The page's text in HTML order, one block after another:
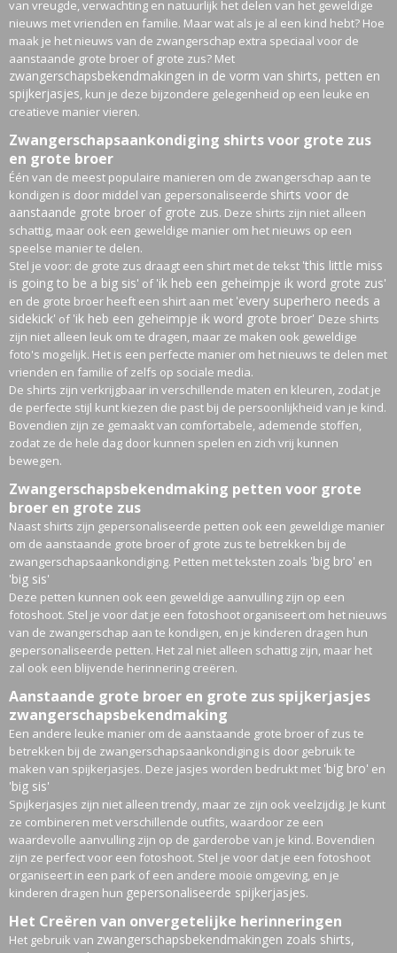
van vreugde, verwachting en natuurlijk het delen van het geweldige
nieuws met vrienden en familie. Maar wat als je al een kind hebt? Hoe
maak je het nieuws van de zwangerschap extra speciaal voor de
aanstaande grote broer of grote zus? Met
zwangerschapsbekendmakingen in de vorm van shirts, petten en
spijkerjasjes, kun je deze bijzondere gelegenheid op een leuke en
creatieve manier vieren.
Zwangerschapsaankondiging shirts voor grote zus
en grote broer
Één van de meest populaire manieren om de zwangerschap aan te
kondigen is door middel van gepersonaliseerde shirts voor de
aanstaande grote broer of grote zus. Deze shirts zijn niet alleen
schattig, maar ook een geweldige manier om het nieuws op een
speelse manier te delen.
Stel je voor: de grote zus draagt een shirt met de tekst 'this little miss
is going to be a big sis' of'ik heb een geheimpje ik word grote zus'
en de grote broer heeft een shirt aan met 'every superhero needs a
sidekick' of'ik heb een geheimpje ik word grote broer' Deze shirts
zijn niet alleen leuk om te dragen, maar ze maken ook geweldige
foto's mogelijk. Het is een perfecte manier om het nieuws te delen met
vrienden en familie of zelfs op sociale media.
De shirts zijn verkrijgbaar in verschillende maten en kleuren, zodat je
de perfecte stijl kunt kiezen die past bij de persoonlijkheid van je kind.
Bovendien zijn ze gemaakt van comfortabele, ademende stoffen,
zodat ze de hele dag door kunnen spelen en zich vrij kunnen
bewegen.
Zwangerschapsbekendmaking petten voor grote
broer en grote zus
Naast shirts zijn gepersonaliseerde petten ook een geweldige manier
om de aanstaande grote broer of grote zus te betrekken bij de
zwangerschapsaankondiging. Petten met teksten zoals 'big bro' en
'big sis'
Deze petten kunnen ook een geweldige aanvulling zijn op een
fotoshoot. Stel je voor dat je een fotoshoot organiseert om het nieuws
van de zwangerschap aan te kondigen, en je kinderen dragen hun
gepersonaliseerde petten. Het zal niet alleen schattig zijn, maar het
zal ook een blijvende herinnering creëren.
Aanstaande grote broer en grote zus spijkerjasjes
zwangerschapsbekendmaking
Een andere leuke manier om de aanstaande grote broer of zus te
betrekken bij de zwangerschapsaankondiging is door gebruik te
maken van spijkerjasjes. Deze jasjes worden bedrukt met 'big bro' en
'big sis'
Spijkerjasjes zijn niet alleen trendy, maar ze zijn ook veelzijdig. Je kunt
ze combineren met verschillende outfits, waardoor ze een
waardevolle aanvulling zijn op de garderobe van je kind. Bovendien
zijn ze perfect voor een fotoshoot. Stel je voor dat je een fotoshoot
organiseert in een park of een andere mooie omgeving, en je
kinderen dragen hun gepersonaliseerde spijkerjasjes.
Het Creëren van onvergetelijke herinneringen
Het gebruik van zwangerschapsbekendmakingen zoals shirts,